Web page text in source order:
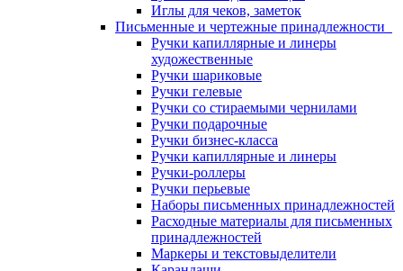
Иглы для чеков, заметок
Письменные и чертежные принадлежности
Ручки капиллярные и линеры
художественные
Ручки шариковые
Ручки гелевые
Ручки со стираемыми чернилами
Ручки подарочные
Ручки бизнес-класса
Ручки капиллярные и линеры
Ручки-роллеры
Ручки перьевые
Наборы письменных принадлежностей
Расходные материалы для письменных
принадлежностей
Маркеры и текстовыделители